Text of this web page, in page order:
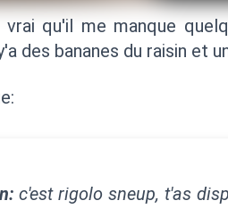
vrai qu'il me manque
des bananes du raisin et
c'est rigolo sneup, t'as